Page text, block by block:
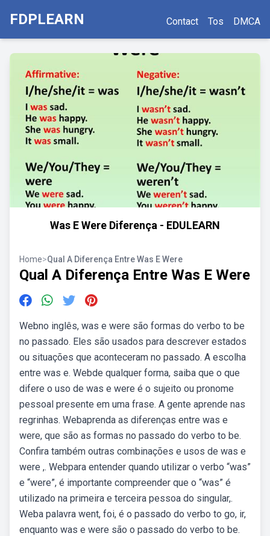
FDPLEARN Contact Tos DMCA
Was E Were Diferença - EDULEARN
Home>Qual A Diferença Entre Was E Were
Qual A Diferença Entre Was E Were
Webno inglês, was e were são formas do verbo to be
no passado. Eles são usados para descrever estados
ou situações que aconteceram no passado. A escolha
entre was e. Webde qualquer forma, saiba que o que
difere o uso de was e were é o sujeito ou pronome
pessoal presente em uma frase. A gente aprende nas
regrinhas. Webaprenda as diferenças entre was e
were, que são as formas no passado do verbo to be.
Confira também outras combinações e usos de was e
were ,. Webpara entender quando utilizar o verbo “was”
e “were”, é importante compreender que o “was” é
utilizado na primeira e terceira pessoa do singular,.
Weba palavra went, foi, é o passado do verbo to go, ir,
enquanto was e were são o passado do verbo to be.